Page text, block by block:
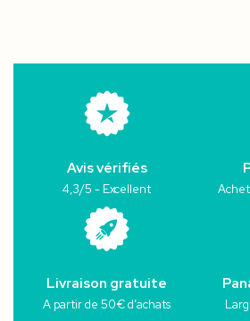
Avis vérifiés
4,3/5 - Excellent
Livraison gratuite
A partir de 50€ d’achats